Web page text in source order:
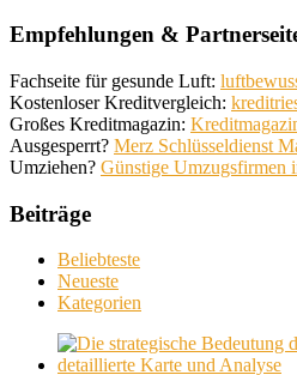
Empfehlungen &
Fachseite für gesunde Luft:
Kostenloser Kreditvergleich:
Großes Kreditmagazin:
Ausgesperrt? Merz Schlüsseldienst
Umziehen? Günstige Umzugsfirmen
Beiträge
Beliebteste
Neueste
Kategorien